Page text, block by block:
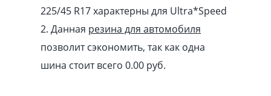
225/45 R17 характерны для Ultra*Speed
2. Данная резина для автомобиля
позволит сэкономить, так как одна
шина стоит всего 0.00 pуб.